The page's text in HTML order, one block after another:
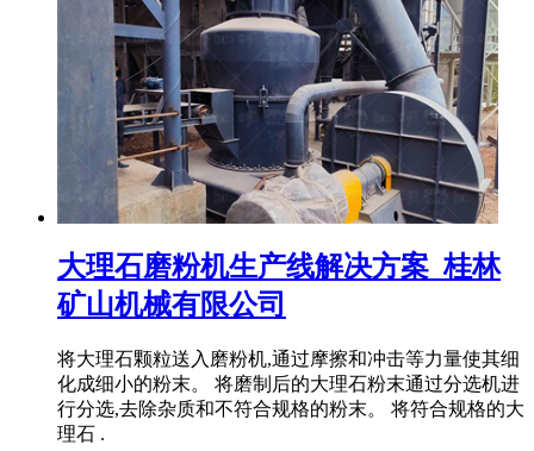
大理石磨粉机生产线解决方案_桂林
矿山机械有限公司
将大理石颗粒送入磨粉机,通过摩擦和冲击等力量使其细
化成细小的粉末。 将磨制后的大理石粉末通过分选机进
行分选,去除杂质和不符合规格的粉末。 将符合规格的大
理石 .